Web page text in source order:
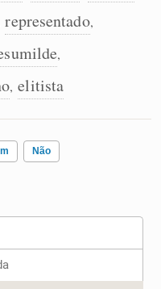
representado,
,
, elitista
Não
me ajudou